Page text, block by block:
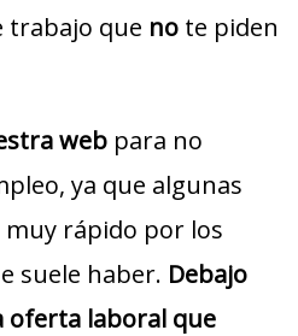
trabajo que no te piden
web para no
ya que algunas
muy rápido por los
suele haber. Debajo
oferta laboral que